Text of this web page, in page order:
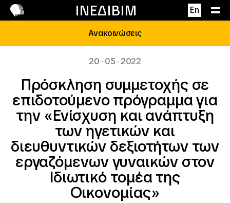
ΙΝΕΔΙΒΙΜ En
Επικοινωνία
Ανακοινώσεις
20 · 05 · 2022
Πρόσκληση συμμετοχής σε
επιδοτούμενο πρόγραμμα για
την «Ενίσχυση και ανάπτυξη
των ηγετικών και
διευθυντικών δεξιοτήτων των
εργαζόμενων γυναικών στον
Ιδιωτικό τομέα της
Οικονομίας»